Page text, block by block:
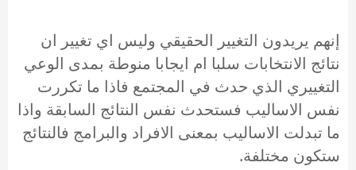
إنهم يريدون التغيير الحقيقي وليس اي تغيير ان
نتائج الانتخابات سلبا ام ايجابا منوطة بمدى الوعي
التغييري الذي حدث في المجتمع فاذا ما تكررت
نفس الاساليب فستحدث نفس النتائج السابقة واذا
ما تبدلت الاساليب بمعنى الافراد والبرامج فالنتائج
ستكون مختلفة.